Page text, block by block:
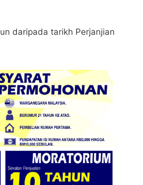
daripada tarikh Perjanjian